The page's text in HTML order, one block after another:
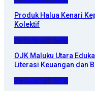
Produk Halua Kenari
Kolektif
Kepulauan Sula
OJK Maluku Utara
Literasi Keuangan dan
Kepulauan Sula